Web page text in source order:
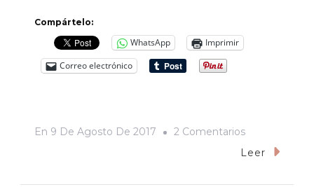
Compártelo:
WhatsApp
Imprimir
Correo electrónico
En 9 De Agosto De 2017 2 ComentariosEn
¿Chango
Leer